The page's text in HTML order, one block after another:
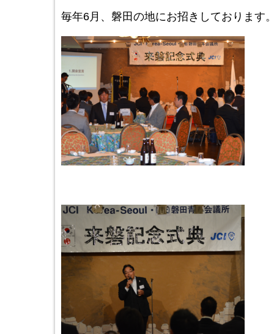
毎年6月、磐田の地にお招きしております